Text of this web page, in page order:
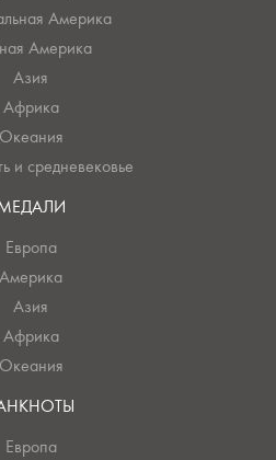
Америка
Америка
Азия
Африка
Океания
и средневековье
Европа
Америка
Азия
Африка
Океания
Европа